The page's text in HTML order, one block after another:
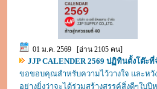
01 ม.ค. 2569 [อ่าน 2105 คน]
JJP CALENDER 2569 ปฏิทินตั้งโต๊ะที่
ขอขอบคุณสำหรับความไว้วางใจ และหวั
อย่างยิ่งว่าจะได้ร่วมสร้างสรรค์สิ่งดีๆใบปี